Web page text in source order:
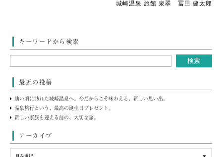
城崎温泉 旅館 泉翠 冨田 健太郎
キーワードから検索
最近の投稿
幼い頃に訪れた城崎温泉へ。今だからこそ味わえる、新しい思い出。
温泉旅行という、最高の誕生日プレゼント。
新しい家族を迎える前の、大切な旅。
アーカイブ